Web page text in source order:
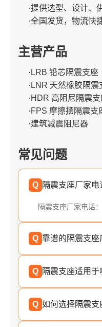
·提供选型、设计、
·全国发货，物流快
主营产品
·LRB 铅芯隔震支座
·LNR 天然橡胶隔震
·HDR 高阻尼隔震
·FPS 摩擦摆隔震支
·建筑减震阻尼器
常见问题
Q 隔震支座厂家电
隔震支座厂家电话
Q 靠谱的隔震支座
Q 隔震支座适用于
Q 如何选择隔震支